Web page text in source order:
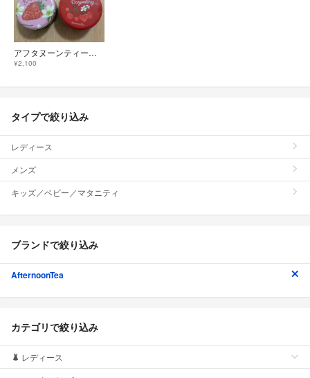
アフタヌーンティー紅茶缶セット
¥2,100
タイプで絞り込み
レディース
メンズ
キッズ／ベビー／マタニティ
ブランドで絞り込み
AfternoonTea
カテゴリで絞り込み
レディース